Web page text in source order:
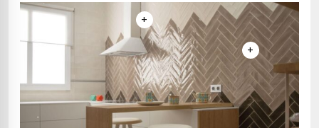
+
+
wandtegels